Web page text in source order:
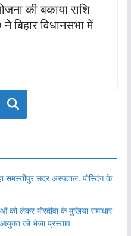
की बकाया राशि
बिहार विधानसभा में
खोजें
समस्तीपुर सदर अस्पताल, पोस्टिंग के
लेकर मोरदीवा के मुखिया रामाधार
को भेजा प्रस्ताव